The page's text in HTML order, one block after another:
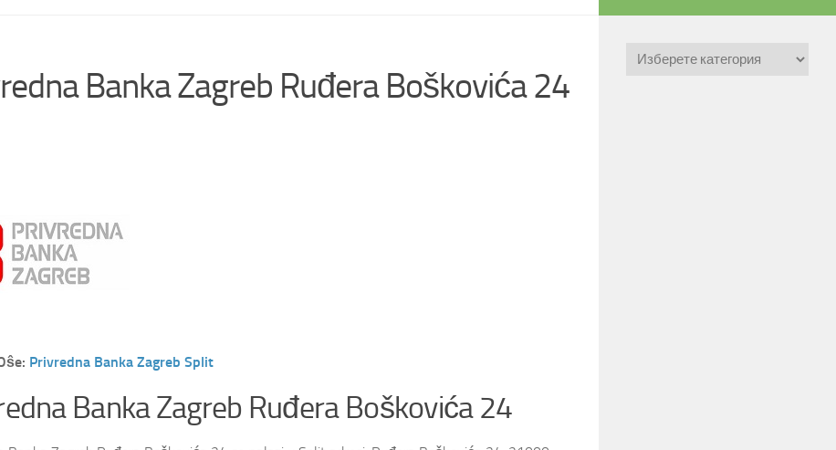
Banka Zagreb Ruđera Boškovića 24
Privredna Banka Zagreb Split
Banka Zagreb Ruđera Boškovića 24
Категории